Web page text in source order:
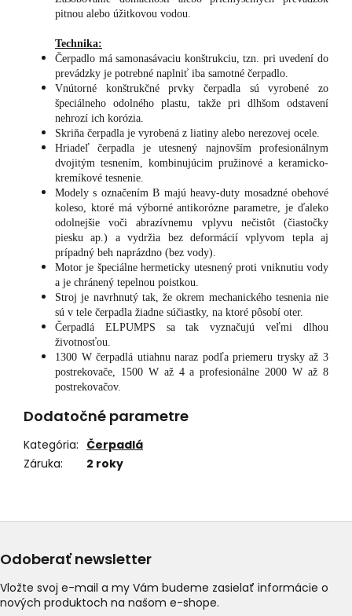
pitnou alebo úžitkovou vodou.
Technika:
Čerpadlo má samonasávaciu konštrukciu, tzn. pri uvedení do
prevádzky je potrebné naplniť iba samotné čerpadlo.
Vnútorné konštrukčné prvky čerpadla sú vyrobené zo
špeciálneho odolného plastu, takže pri dlhšom odstavení
nehrozí ich korózia.
Skriňa čerpadla je vyrobená z liatiny alebo nerezovej ocele.
Hriadeľ čerpadla je utesnený najnovším profesionálnym
dvojitým tesnením, kombinujúcim pružinové a keramicko-
kremíkové tesnenie.
Modely s označením B majú heavy-duty mosadzné obehové
koleso, ktoré má výborné antikorózne parametre, je ďaleko
odolnejšie voči abrazívnemu vplyvu nečistôt (čiastočky
piesku ap.) a vydržia bez deformácií vplyvom tepla aj
prípadný beh naprázdno (bez vody).
Motor je špeciálne hermeticky utesnený proti vniknutiu vody
a je chránený tepelnou poistkou.
Stroj je navrhnutý tak, že okrem mechanického tesnenia nie
sú v tele čerpadla žiadne súčiastky, na ktoré pôsobí oter.
Čerpadlá ELPUMPS sa tak vyznačujú veľmi dlhou
životnosťou.
1300 W čerpadlá utiahnu naraz podľa priemeru trysky až 3
postrekovače, 1500 W až 4 a profesionálne 2000 W až 8
postrekovačov.
Dodatočné parametre
Kategória: Čerpadlá
Záruka: 2 roky
Odoberať newsletter
Vložte svoj e-mail a my Vám budeme zasielať informácie o
nových produktoch na našom e-shope.